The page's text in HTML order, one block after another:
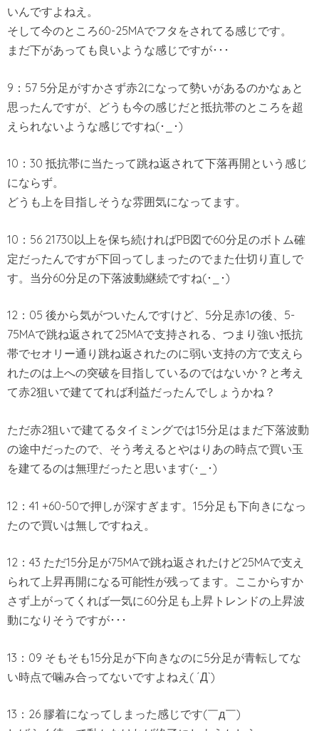
いんですよねえ。
そして今のところ60-25MAでフタをされてる感じです。
まだ下があっても良いような感じですが･･･
9：57 5分足がすかさず赤2になって勢いがあるのかなぁと
思ったんですが、どうも今の感じだと抵抗帯のところを超
えられないような感じですね(･_･)
10：30 抵抗帯に当たって跳ね返されて下落再開という感じ
にならず。
どうも上を目指しそうな雰囲気になってます。
10：56 21730以上を保ち続ければPB図で60分足のボトム確
定だったんですが下回ってしまったのでまた仕切り直しで
す。当分60分足の下落波動継続ですね(･_･)
12：05 後から気がついたんですけど、5分足赤1の後、5-
75MAで跳ね返されて25MAで支持される、つまり強い抵抗
帯でセオリー通り跳ね返されたのに弱い支持の方で支えら
れたのは上への突破を目指しているのではないか？と考え
て赤2狙いで建ててれば利益だったんでしょうかね？
ただ赤2狙いで建てるタイミングでは15分足はまだ下落波動
の途中だったので、そう考えるとやはりあの時点で買い玉
を建てるのは無理だったと思います(･_･)
12：41 +60-50で押しが深すぎます。15分足も下向きになっ
たので買いは無しですねえ。
12：43 ただ15分足が75MAで跳ね返されたけど25MAで支え
られて上昇再開になる可能性が残ってます。ここからすか
さず上がってくれば一気に60分足も上昇トレンドの上昇波
動になりそうですが･･･
13：09 そもそも15分足が下向きなのに5分足が青転してな
い時点で噛み合ってないですよねえ( ´Д`)
13：26 膠着になってしまった感じです(￣д￣)